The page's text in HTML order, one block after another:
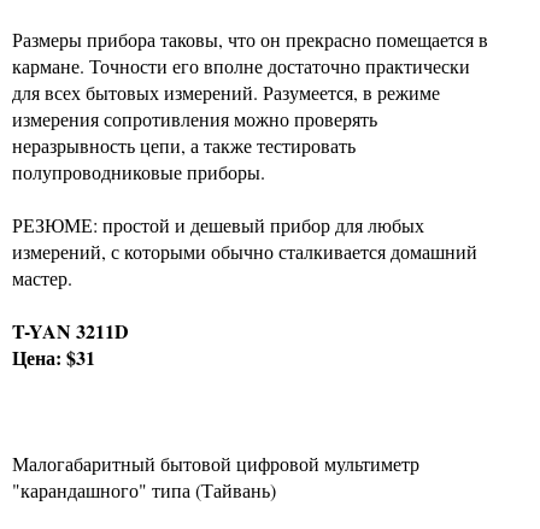
Размеры прибора таковы, что он прекрасно помещается в
кармане. Точности его вполне достаточно практически
для всех бытовых измерений. Разумеется, в режиме
измерения сопротивления можно проверять
неразрывность цепи, а также тестировать
полупроводниковые приборы.
РЕЗЮМЕ: простой и дешевый прибор для любых
измерений, с которыми обычно сталкивается домашний
мастер.
T-YAN 3211D
Цена: $31
Малогабаритный бытовой цифровой мультиметр
"карандашного" типа (Тайвань)